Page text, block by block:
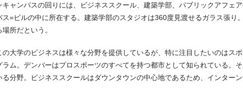
キャンパスの回りには、ビジネススクール、建築学部、パブリックアフェ
ス=ビルの中に所在する。建築学部のスタジオは360度見渡せるガラス張り
所だという。
の大学のビジネスは様々な分野を提供しているが、特に注目したいのはス
ラム。デンバーはプロスポーツのすべてを持つ都市として知られている。
る分野。ビジネススクールはダウンタウンの中心地であるため、インター